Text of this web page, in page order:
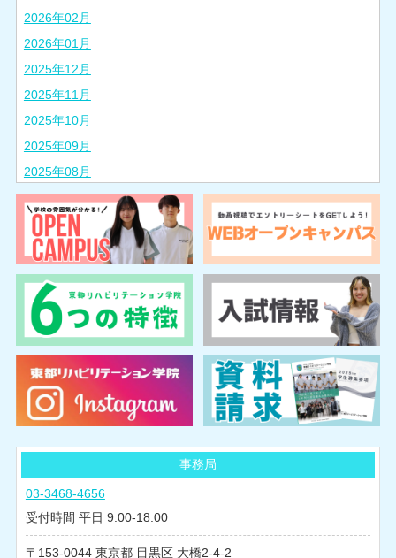
2026年02月
2026年01月
2025年12月
2025年11月
2025年10月
2025年09月
2025年08月
2025年07月
2025年06月
2025年05月
2025年04月
2025年03月
2025年02月
2024年08月
2024年07月
2024年06月
2024年05月
2024年04月
事務局
03-3468-4656
受付時間 平日 9:00-18:00
153-0044 東京都 目黒区 大橋2-4-2